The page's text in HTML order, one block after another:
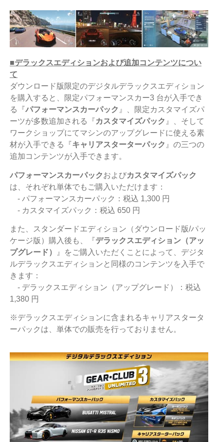
■デラックスエディションおよび追加コンテンツについ
て
ダウンロード版限定のデジタルデラックスエディション
を購入すると、限定パフォーマンスカー3 台が入手でき
る『パフォーマンスカーパック 』、限定カスタマイズパ
ーツが多数追加される『カスタマイズパック 』、そして
ワークショップにてマシンのアップグレードに使える素
材が入手できる『キャリアスターターパック 』の三つの
追加コンテンツが入手できます。
パフォーマンスカーパックおよびカスタマイズパック
は、それぞれ単体でもご購入いただけます：
- パフォーマンスカーパック：税込 1,300 円
- カスタマイズパック：税込 650 円
また、スタンダードエディション（ダウンロード版/パッ
ケージ版）購入後も、『デラックスエディション（アッ
プグレード）
』をご購入いただくことによって、デジタ
ルデラックスエディションと同様のコンテンツを入手で
きます：
- デラックスエディション（アップグレード）：税込
1,380 円
※デラックスエディションに含まれるキャリアスタータ
ーパックは、単体での販売を行っておりません。